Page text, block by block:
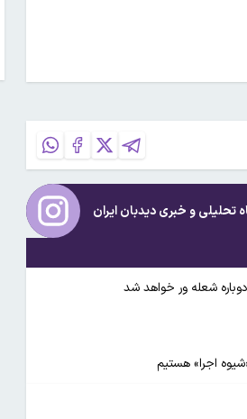
تحلیلی و خبریدیدبان ایران
دوباره شعله ور خواهد شد
اجرا» هستیم